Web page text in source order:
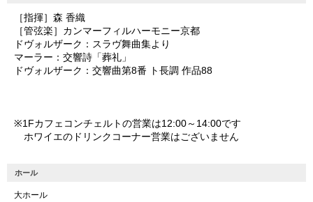
［指揮］森 香織
［管弦楽］カンマーフィルハーモニー京都
ドヴォルザーク：スラヴ舞曲集より
マーラー：交響詩「葬礼」
ドヴォルザーク：交響曲第8番 ト長調 作品88
※1Fカフェコンチェルトの営業は12:00～14:00です
ホワイエのドリンクコーナー営業はございません
ホール
大ホール